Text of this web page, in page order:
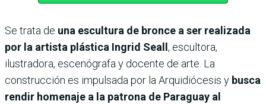
Se trata de una escultura de bronce a ser realizada
por la artista plástica Ingrid Seall , escultora,
ilustradora, escenógrafa y docente de arte. La
construcción es impulsada por la Arquidiócesis y busca
rendir homenaje a la patrona de Paraguay al